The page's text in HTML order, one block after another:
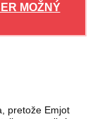
MOŽNÝ
pretože Emjot